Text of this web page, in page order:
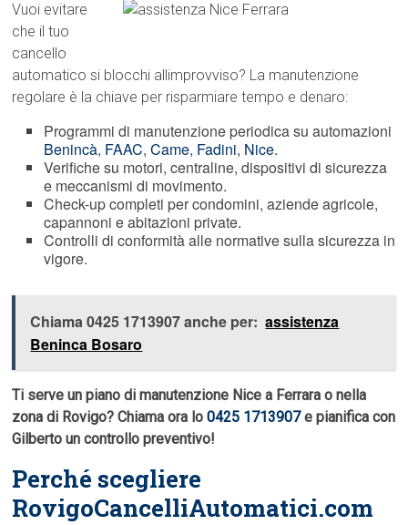
Vuoi evitare
che il tuo
cancello
automatico si blocchi allimprovviso? La manutenzione
regolare è la chiave per risparmiare tempo e denaro:
Programmi di manutenzione periodica su automazioni
Benincà, FAAC,Came, Fadini, Nice.
Verifiche su motori, centraline, dispositivi di sicurezza
e meccanismi di movimento.
Check-up completi per condomini, aziende agricole,
capannoni e abitazioni private.
Controlli di conformità alle normative sulla sicurezza in
vigore.
Chiama 0425 1713907 anche per: assistenza
Beninca Bosaro
Ti serve un piano di manutenzione Nice a Ferrara o nella
zona di Rovigo? Chiama ora lo0425 1713907e pianifica con
Gilberto un controllo preventivo!
Perché scegliere
RovigoCancelliAutomatici.com